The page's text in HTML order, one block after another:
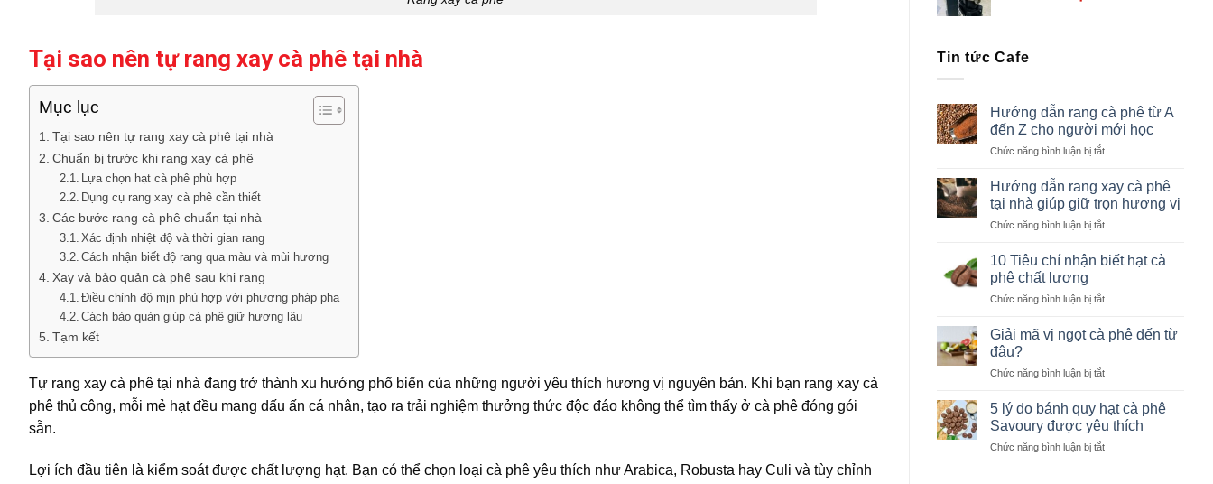
Tại sao nên tự rang xay cà phê tại nhà
Mục lục
Tại sao nên tự rang xay cà phê tại nhà
Chuẩn bị trước khi rang xay cà phê
Lựa chọn hạt cà phê phù hợp
Dụng cụ rang xay cà phê cần thiết
Các bước rang cà phê chuẩn tại nhà
Xác định nhiệt độ và thời gian rang
Cách nhận biết độ rang qua màu và mùi hương
Xay và bảo quản cà phê sau khi rang
Điều chỉnh độ mịn phù hợp với phương pháp pha
Cách bảo quản giúp cà phê giữ hương lâu
Tạm kết
Tự rang xay cà phê tại nhà đang trở thành xu hướng phổ biến của những người yêu thích hương vị nguyên bản. Khi bạn rang xay cà
phê thủ công, mỗi mẻ hạt đều mang dấu ấn cá nhân, tạo ra trải nghiệm thưởng thức độc đáo không thể tìm thấy ở cà phê đóng gói
sẵn.
Lợi ích đầu tiên là kiểm soát được chất lượng hạt. Bạn có thể chọn loại cà phê yêu thích như Arabica, Robusta hay Culi và tùy chỉnh
Tin tức Cafe
Hướng dẫn rang cà phê từ A
đến Z cho người mới học
Chức năng bình luận bị tắtở
rang
cà
phê
A
cho
mới
Hướng dẫn rang xay cà phê
tại nhà giúp giữ trọn hương vị
Chức năng bình luận bị tắtở
dẫn
cà
tại
giữ
hương
vị
10 Tiêu chí nhận biết hạt cà
phê chất lượng
Chức năng bình luận bị tắtở
Tiêu
chí
biết
cà
phê
lượng
Giải mã vị ngọt cà phê đến từ
đâu?
Chức năng bình luận bị tắtở
mã
vị
ngọt
cà
5 lý do bánh quy hạt cà phê
Savoury được yêu thích
Chức năng bình luận bị tắtở